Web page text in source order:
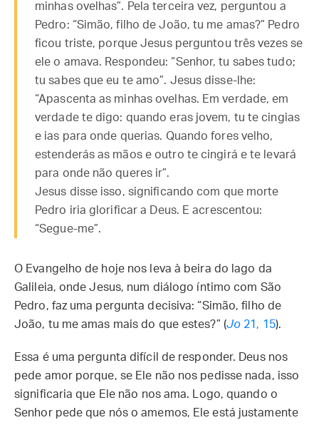
minhas ovelhas”. Pela terceira vez, perguntou a
Pedro: “Simão, filho de João, tu me amas?” Pedro
ficou triste, porque Jesus perguntou três vezes se
ele o amava. Respondeu: “Senhor, tu sabes tudo;
tu sabes que eu te amo”. Jesus disse-lhe:
“Apascenta as minhas ovelhas. Em verdade, em
verdade te digo: quando eras jovem, tu te cingias
e ias para onde querias. Quando fores velho,
estenderás as mãos e outro te cingirá e te levará
para onde não queres ir”.
Jesus disse isso, significando com que morte
Pedro iria glorificar a Deus. E acrescentou:
“Segue-me”.
O Evangelho de hoje nos leva à beira do lago da
Galileia, onde Jesus, num diálogo íntimo com São
Pedro, faz uma pergunta decisiva: “Simão, filho de
João, tu me amas mais do que estes?” (Jo 21, 15).
Essa é uma pergunta difícil de responder. Deus nos
pede amor porque, se Ele não nos pedisse nada, isso
significaria que Ele não nos ama. Logo, quando o
Senhor pede que nós o amemos, Ele está justamente